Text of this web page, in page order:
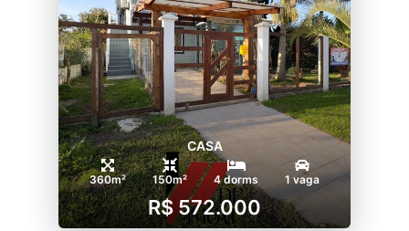
CASA
360m² 150m² 4 dorms 1 vaga
R$ 572.000